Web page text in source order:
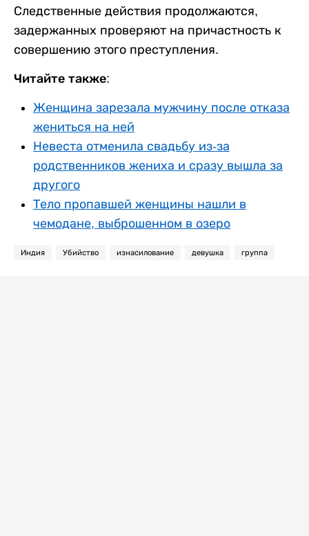
Следственные действия продолжаются,
задержанных проверяют на причастность к
совершению этого преступления.
Читайте также:
Женщина зарезала мужчину после отказа
жениться на ней
Невеста отменила свадьбу из-за
родственников жениха и сразу вышла за
другого
Тело пропавшей женщины нашли в
чемодане, выброшенном в озеро
Индия Убийство изнасилование девушка группа